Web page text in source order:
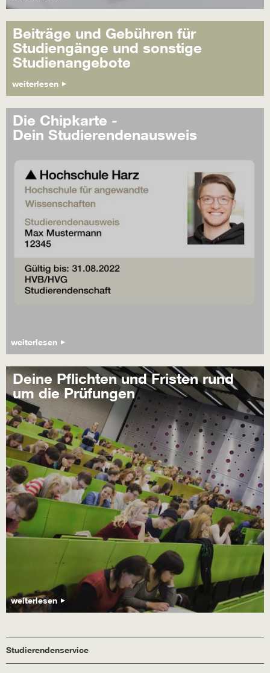
Beiträge und Gebühren für
Studiengänge und sonstige
Studienangebote
weiterlesen
Die Chipkarte -
Dein Studierendenausweis
weiterlesen
Deine Pflichten und Fristen rund
um die Prüfungen
weiterlesen
Studierendenservice